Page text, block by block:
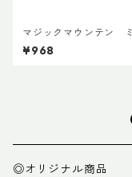
マジックマウンテン
ーバルビナー
¥968
◎オリジナル商品